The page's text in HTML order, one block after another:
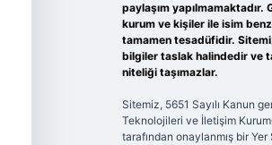
paylaşım yapılmamaktadır.
kurum ve kişiler ile isim
tamamen tesadüfidir.
bilgiler taslak halindedir ve
niteliği taşımazlar.
Sitemiz, 5651 Sayılı Kanun
Teknolojileri ve İletişim
tarafından onaylanmış bir Yer